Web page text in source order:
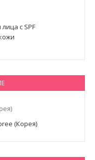
с SPF
(Корея)